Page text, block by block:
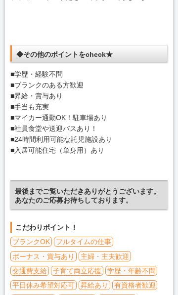
◆その他のポイントをcheck★
■学歴・経験不問
■ブランクのある方歓迎
■昇給・賞与あり
■手当も充実
■マイカー通勤OK！駐車場あり
■社員食堂や送迎バスあり！
■24時間利用可能な託児施設あり
■入居可能住宅（単身用）あり
最後までご覧いただきありがとうございます。
あなたのご応募お待ちしております。
こだわりポイント！
ブランクOK
フルタイムの仕事
ボーナス・賞与あり
主婦・主夫歓迎
交通費支給
子育て両立応援
学歴・年齢不問
平日休み希望対応可
昇給あり
有資格者歓迎